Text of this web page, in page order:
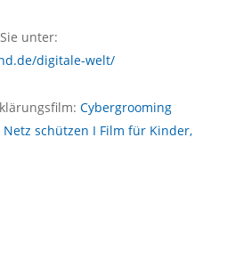
unter:
digitale-welt/
Cybergrooming
schützen I Film für Kinder,